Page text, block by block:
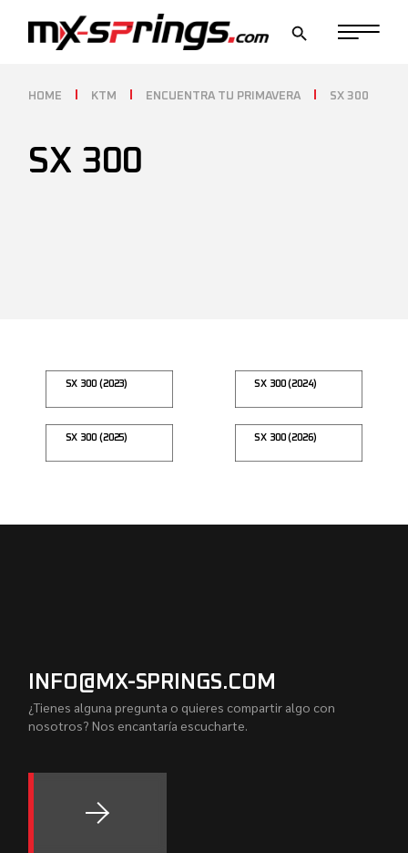
HOME KTM ENCUENTRA TU PRIMAVERA SX 300
SX 300
SX 300 (2023) SX 300 (2024)
SX 300 (2025) SX 300 (2026)
INFO@MX-SPRINGS.COM
¿Tienes alguna pregunta o quieres compartir algo con
nosotros? Nos encantaría escucharte.